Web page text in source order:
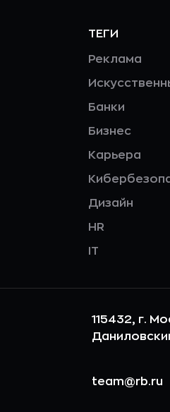
ТЕГИ
Реклама
Банки
Бизнес
Карьера
Дизайн
HR
IT
115432, г.
team@rb.ru